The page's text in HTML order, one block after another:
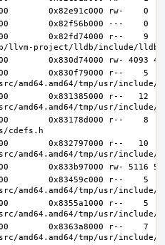
0x82fd74000 r--    9
0x830f79000 r--    5
0x831385000 r--   12
0x83178d000 r--    8
0x832797000 r--   10
0x83459c000 r--    5
0x8355a1000 r--    5
0x8363a8000 r--    7